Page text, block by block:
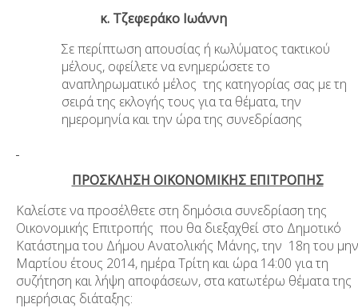
κ. Τζεφεράκο Ιωάννη
Σε περίπτωση απουσίας ή κωλύματος τακτικού
μέλους, οφείλετε να ενημερώσετε το
αναπληρωματικό μέλος της κατηγορίας σας με τη
σειρά της εκλογής τους για τα θέματα, την
ημερομηνία και την ώρα της συνεδρίασης
ΠΡΟΣΚΛΗΣΗ ΟΙΚΟΝΟΜΙΚΗΣ ΕΠΙΤΡΟΠΗΣ
Καλείστε να προσέλθετε στη δημόσια συνεδρίαση της
Οικονομικής Επιτροπής που θα διεξαχθεί στο Δημοτικό
Κατάστημα του Δήμου Ανατολικής Μάνης, την 18η του
Μαρτίου έτους 2014, ημέρα Τρίτη και ώρα 14:00 για τη
συζήτηση και λήψη αποφάσεων, στα κατωτέρω θέματα της
ημερήσιας διάταξης: